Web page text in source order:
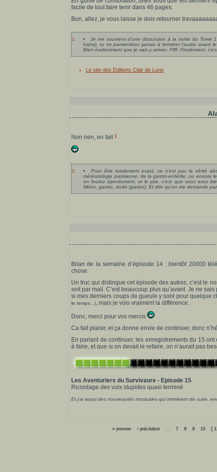
facile de tout faire tenir dans 46 pages.
Bon, allez, je vous laisse je dois retourner
1.
Je me souviens d’une discussion à la sortie du Tome
haha), tu ne parviendras jamais à terminer l’audio avant
Bien évidemment que je vais y arriver. Pfff. Finalement,
Le site des Editions Clair de Lune
Non rien, en fait 1
1.
Pour être totalement exact, ce n’est pas la vérité
météorologie parisienne, de la gastro-entérite, ou encore
en foutez éperdument, et le pire, c’est que vous avez
Métro, gastro, dodo (gastro). Et dire qu’on me demande
Bilan de la semaine d’épisode 14 : bientôt 20000
chose.
Un truc qui distingue cet épisode des autres, c’est le
soit par mail. C’est beaucoup plus qu’avant. Je ne
si mes derniers coups de gueule y sont pour quelque
le temps...) , mais je vois vraiment la différence.
Donc, merci pour vos mercis
Ca fait plaisir, et ça donne envie de continuer, donc
En parlant de continuer, les enregistrements du 15
à faire, et que si on devait le refaire, on n’aurait pas
Les Aventuriers du Survivaure - Episode 15
Ricordage des voix stupides quasi terminé
Et j’ai aussi des nouveautés musicales qui terminent de cuire,
« premier ‹ précédent 7 8 9 10 [